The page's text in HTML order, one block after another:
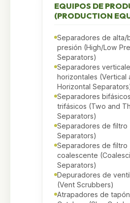
EQUIPOS DE
(PRODUCTION
Separadores de alta/
presión (High/Low
Separators)
Separadores
horizontales (Vertical
Horizontal
Separadores
trifásicos (Two and
Separators)
Separadores de filtro
Separators)
Separadores de filtro
coalescente
Separators)
Depuradores de
(Vent Scrubbers)
Atrapadores de